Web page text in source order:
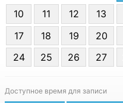
10
11 12 13
17
18 19 20
24
25 26 27
Доступное время для записи